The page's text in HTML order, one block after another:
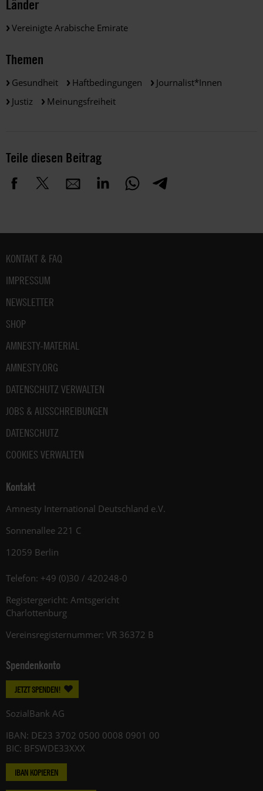
Länder
Vereinigte Arabische Emirate
Themen
Gesundheit Haftbedingungen
Journalist*innen
Justiz
Meinungsfreiheit
Teile diesen Beitrag
Fußbereich
KONTAKT & FAQ
IMPRESSUM
NEWSLETTER
SHOP
AMNESTY-MATERIAL
AMNESTY.ORG
DATENSCHUTZ VERWALTEN
JOBS & AUSSCHREIBUNGEN
DATENSCHUTZ
COOKIES VERWALTEN
Kontakt
Amnesty International Deutschland e.V.
Sonnenallee 221 C
12059 Berlin
Telefon: +49 (0)30 / 420248-0
Registergericht: Amtsgericht
Charlottenburg
Vereinsregisternummer: VR 36372 B
Spendenkonto
JETZT SPENDEN!
SozialBank AG
IBAN: DE23 3702 0500 0008 0901 00
BIC: BFSWDE33XXX
IBAN KOPIEREN